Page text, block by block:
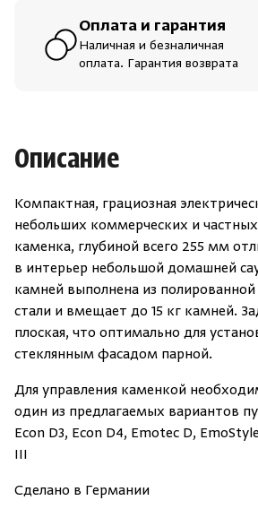
Оплата и гарантия
Наличная и безналичная
оплата. Гарантия возврата
Описание
Компактная, грациозная
небольших коммерческих и
каменка, глубиной всего 255 мм
в интерьер небольшой домашней
камней выполнена из
стали и вмещает до 15 кг камней.
плоская, что оптимально для
стеклянным фасадом парной.
Для управления каменкой
один из предлагаемых вариантов
Econ D3, Econ D4, Emotec D,
III
Сделано в Германии